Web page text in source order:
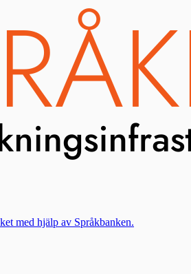
med hjälp av Språkbanken.